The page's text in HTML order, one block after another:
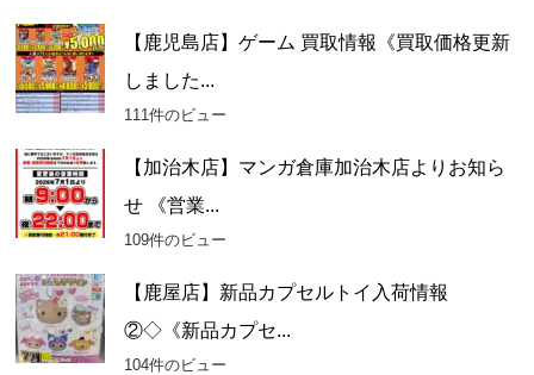
【鹿児島店】ゲーム 買取情報《買取価格更新
しました...
111件のビュー
【加治木店】マンガ倉庫加治木店よりお知ら
せ 《営業...
109件のビュー
【鹿屋店】新品カプセルトイ入荷情報
②◇《新品カプセ...
104件のビュー